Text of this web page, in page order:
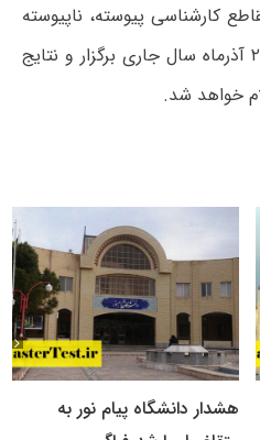
کارشناسی پیوسته، ناپیوسته
و کارشناسی ارشد روز جمعه ۲۴ آذرماه سال جاری برگزار و نتایج
خواهد شد.
هشدار دانشگاه پیام نور به